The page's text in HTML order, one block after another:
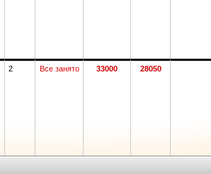
2 Все занято 33000 28050